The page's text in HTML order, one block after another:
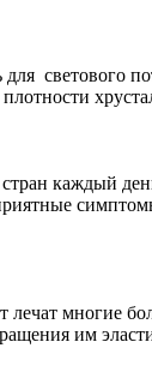
каждый
многие
им